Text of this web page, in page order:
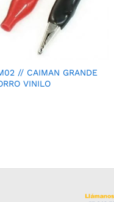
// CAIMAN GRANDE
VINILO